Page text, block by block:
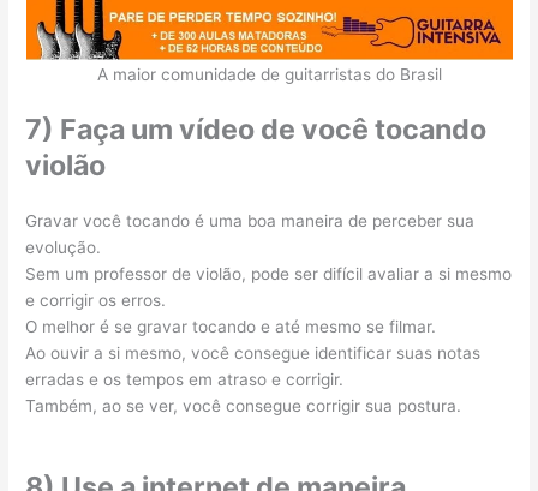
A maior comunidade de guitarristas do Brasil
7) Faça um vídeo de você tocando
violão
Gravar você tocando é uma boa maneira de perceber sua
evolução.
Sem um professor de violão, pode ser difícil avaliar a si mesmo
e corrigir os erros.
O melhor é se gravar tocando e até mesmo se filmar.
Ao ouvir a si mesmo, você consegue identificar suas notas
erradas e os tempos em atraso e corrigir.
Também, ao se ver, você consegue corrigir sua postura.